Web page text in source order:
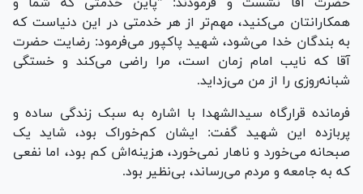
همکارانتان می‌کنید، مهم‌تر از هر خدمتی در این دنیاست که
به بندگان خدا می‌شود، شهید پاکپور می‌فرمود: رضایت حضرت
آقا که نایب امام زمان است، مرا راضی می‌کند و خستگی
شبانه‌روزی را از من می‌زداید.
فرمانده قرارگاه سیدالشهدا با اشاره به سبک زندگی ساده و
پربازده این شهید گفت: ایشان کم‌خوراک بود، شاید یک
صبحانه می‌خورد و ناهار نمی‌خورد، هزینه‌اش کم بود، اما نفعی
که به جامعه و مردم می‌رساند، بی‌نظیر بود.